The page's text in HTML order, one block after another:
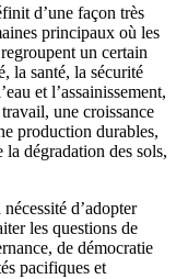
d’une façon très
principaux où les
un certain
la santé, la sécurité
et l’assainissement,
une croissance
production durables,
dégradation des sols,
d’adopter
les questions de
de démocratie
pacifiques et